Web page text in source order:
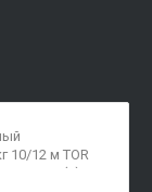
10/12 м TOR
(Y)